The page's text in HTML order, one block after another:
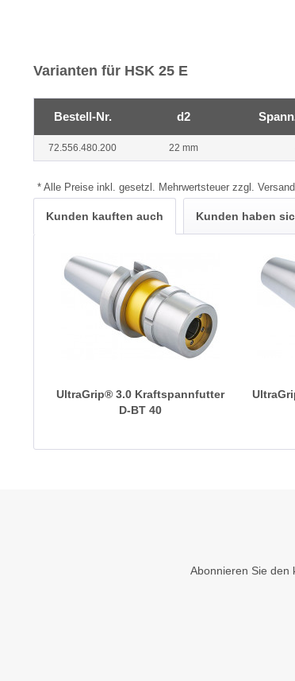
Varianten für HSK 25 E
Bestell-Nr. d2
72.556.480.200 22 mm
* Alle Preise inkl. gesetzl. Mehrwertsteuer zzgl.
Kunden kauften auch Kunden haben
UltraGrip® 3.0 Kraftspannfutter
D-BT 40
Abonnieren Sie den